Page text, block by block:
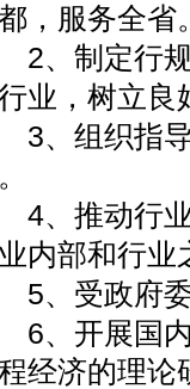
，服务全省
2、制定行
业，树立良
3、组织指
4、推动行
内部和行业
5、受政府
6、开展国
经济的理论